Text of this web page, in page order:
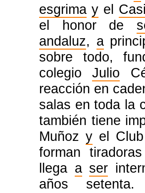
esgrima y el
el honor de
andaluz, a
sobre todo,
colegioJulio
reacción en
salas en toda la
también tiene
Muñoz yel Club
forman
llega a ser
años